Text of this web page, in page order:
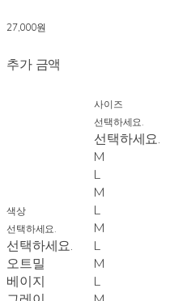
27,000원
추가 금액
색상
선택하세요.
선택하세요.
오트밀
베이지
사이즈
선택하세요.
선택하세요.
M
L
M
L
M
L
M
L